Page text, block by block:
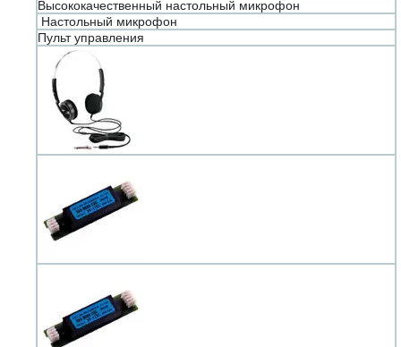
Высококачественный настольный микрофон
Настольный микрофон
Пульт управления